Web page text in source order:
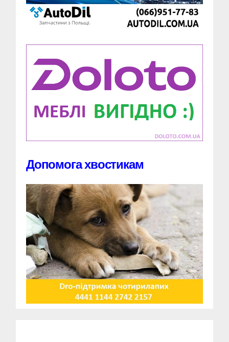
Допомога хвостикам